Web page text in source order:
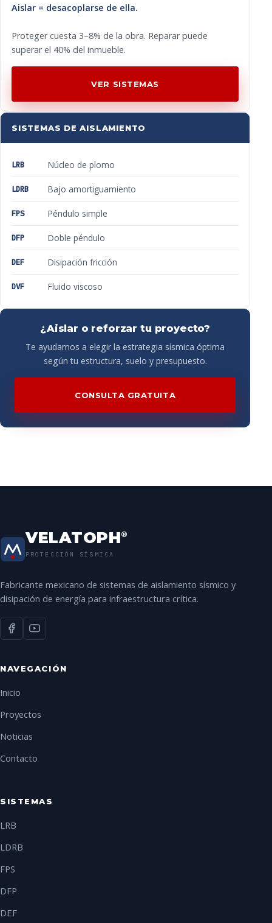
Aislar = desacoplarse de ella.
Proteger cuesta 3–8% de la obra. Reparar puede
superar el 40% del inmueble.
VER SISTEMAS
SISTEMAS DE AISLAMIENTO
LRB Núcleo de plomo
LDRB Bajo amortiguamiento
FPS Péndulo simple
DFP Doble péndulo
DEF Disipación fricción
DVF Fluido viscoso
¿Aislar o reforzar tu proyecto?
Te ayudamos a elegir la estrategia sísmica óptima
según tu estructura, suelo y presupuesto.
CONSULTA GRATUITA
VELATOPH®
PROTECCIÓN SÍSMICA
Fabricante mexicano de sistemas de aislamiento sísmico y
disipación de energía para infraestructura crítica.
NAVEGACIÓN
Inicio
Proyectos
Noticias
Contacto
SISTEMAS
LRB
LDRB
FPS
DFP
DEF